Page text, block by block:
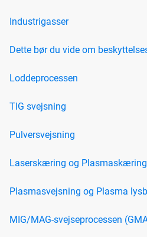
Industrigasser
Dette bør du vide om
Loddeprocessen
TIG svejsning
Pulversvejsning
Laserskæring og Plasmaskæring
Plasmasvejsning og Plasma
MIG/MAG-svejseprocessen